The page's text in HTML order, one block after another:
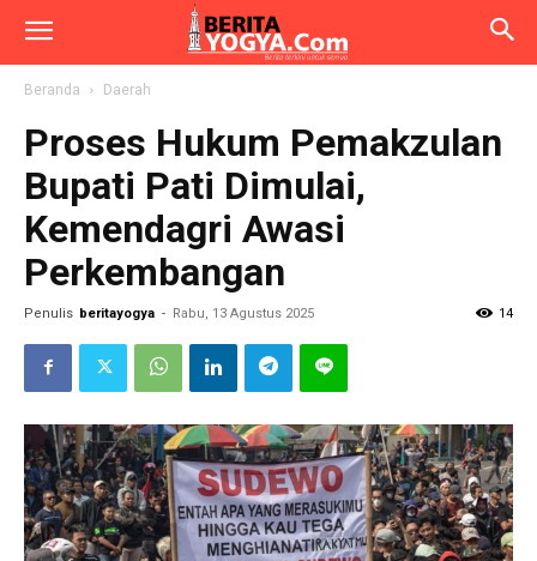
Beranda Daerah
Proses Hukum Pemakzulan
Bupati Pati Dimulai,
Kemendagri Awasi
Perkembangan
Penulis beritayogya - Rabu, 13 Agustus 2025 14